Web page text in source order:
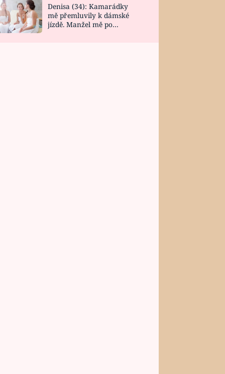
Denisa (34): Kamarádky
mě přemluvily k dámské
jízdě. Manžel mě po